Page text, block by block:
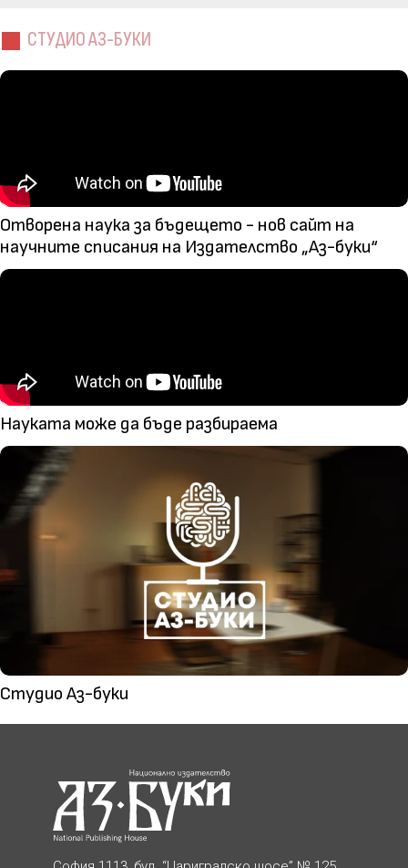
СТУДИО АЗ-БУКИ
Отворена наука за бъдещето - нов сайт на
научните списания на Издателство „Аз-буки“
Науката може да бъде разбираема
Студио Аз-буки